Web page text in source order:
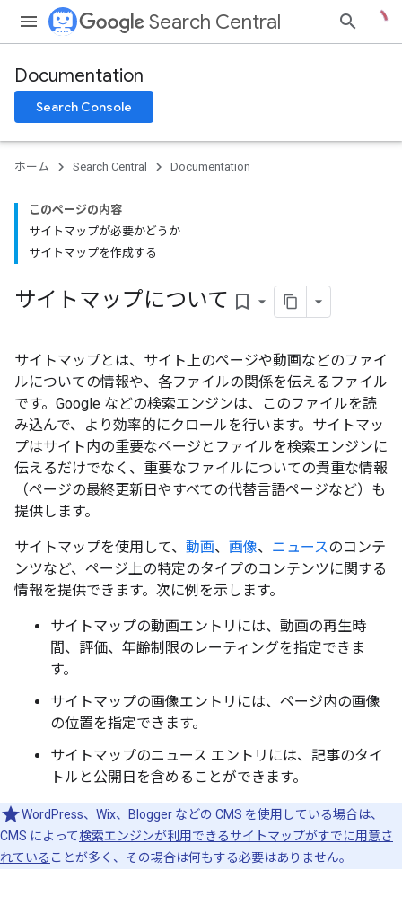
Search Central
Documentation
Search Console
ホーム Search Central Documentation
このページの内容
サイトマップが必要かどうか
サイトマップを作成する
サイトマップについて bookmark_border
サイトマップとは、サイト上のページや動画などのファイ
ルについての情報や、各ファイルの関係を伝えるファイル
です。Google などの検索エンジンは、このファイルを読
み込んで、より効率的にクロールを行います。サイトマッ
プはサイト内の重要なページとファイルを検索エンジンに
伝えるだけでなく、重要なファイルについての貴重な情報
（ページの最終更新日やすべての代替言語ページなど）も
提供します。
サイトマップを使用して、 動画、 画像、 ニュースのコンテ
ンツなど、ページ上の特定のタイプのコンテンツに関する
情報を提供できます。次に例を示します。
サイトマップの動画エントリ には、動画の再生時
間、評価、年齢制限のレーティングを指定できま
す。
サイトマップの画像エントリ には、ページ内の画像
の位置を指定できます。
サイトマップのニュース エントリ には、記事のタイ
トルと公開日を含めることができます。
WordPress、Wix、Blogger などの CMS を使用している場合は、
CMS によって検索エンジンが利用できるサイトマップがすでに用意さ
れている ことが多く、その場合は何もする必要はありません。